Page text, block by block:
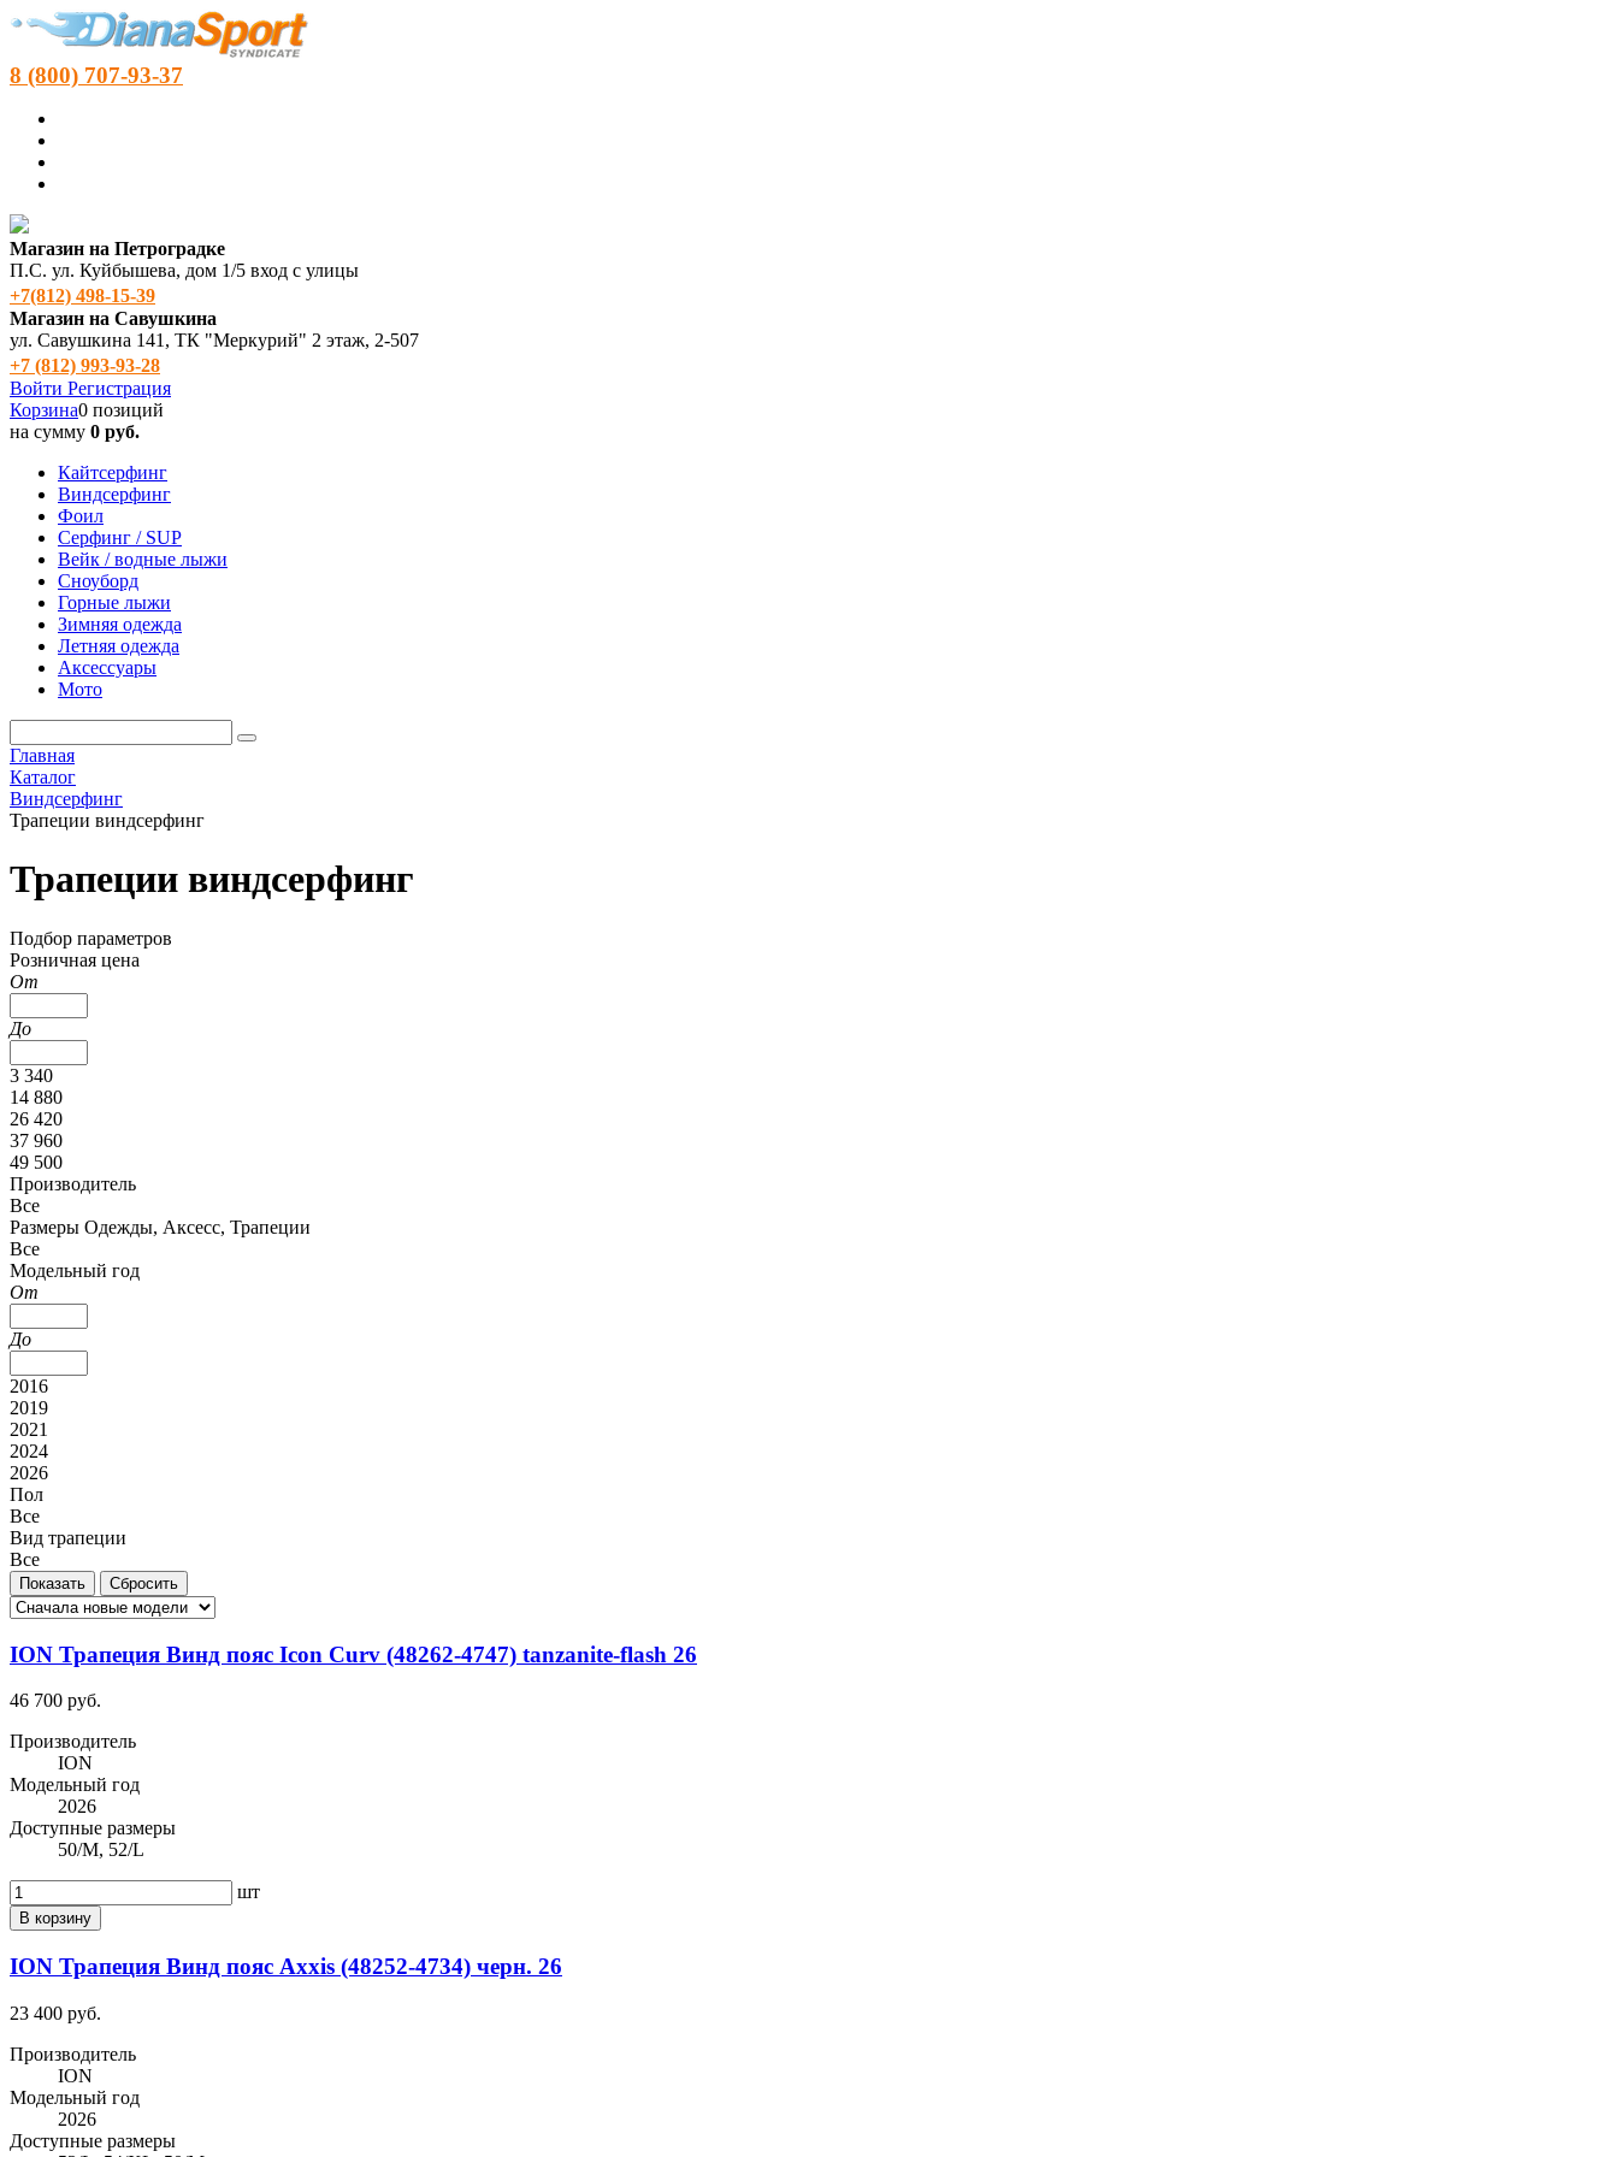
8 (800) 707-93-37
Магазин на Петроградке
П.С. ул. Куйбышева, дом 1/5 вход с улицы
+7(812) 498‑15-39
Магазин на Савушкина
ул. Савушкина 141, ТК "Меркурий" 2 этаж, 2-507
+7 (812) 993-93-28
Войти Регистрация
Корзина0 позиций
на сумму 0 руб.
Кайтсерфинг
Виндсерфинг
Фоил
Серфинг / SUP
Вейк / водные лыжи
Сноуборд
Горные лыжи
Зимняя одежда
Летняя одежда
Аксессуары
Мото
Главная
Каталог
Виндсерфинг
Трапеции виндсерфинг
Трапеции виндсерфинг
Подбор параметров
Розничная цена
От
До
3 340
14 880
26 420
37 960
49 500
Производитель
Все
Размеры Одежды, Аксесс, Трапеции
Все
Модельный год
От
До
2016
2019
2021
2024
2026
Пол
Все
Вид трапеции
Все
ION Трапеция Винд пояс Icon Curv (48262-4747) tanzanite-flash 26
46 700 руб.
Производитель
ION
Модельный год
2026
Доступные размеры
50/M, 52/L
шт
В корзину
ION Трапеция Винд пояс Axxis (48252-4734) черн. 26
23 400 руб.
Производитель
ION
Модельный год
2026
Доступные размеры